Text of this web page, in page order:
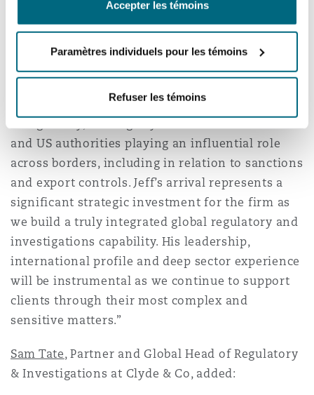
Accepter les témoins
Paramètres individuels pour les témoins
Refuser les témoins
Eileen King Bower, Partner and Chair of Clyde &
Co’s North American Board, said:
“Regulatory and enforcement risk continues to
and US authorities playing an influential role
across borders, including in relation to sanctions
and export controls. Jeff’s arrival represents a
significant strategic investment for the firm as
we build a truly integrated global regulatory and
investigations capability. His leadership,
international profile and deep sector experience
will be instrumental as we continue to support
clients through their most complex and
sensitive matters.”
Sam Tate, Partner and Global Head of Regulatory
& Investigations at Clyde & Co, added: